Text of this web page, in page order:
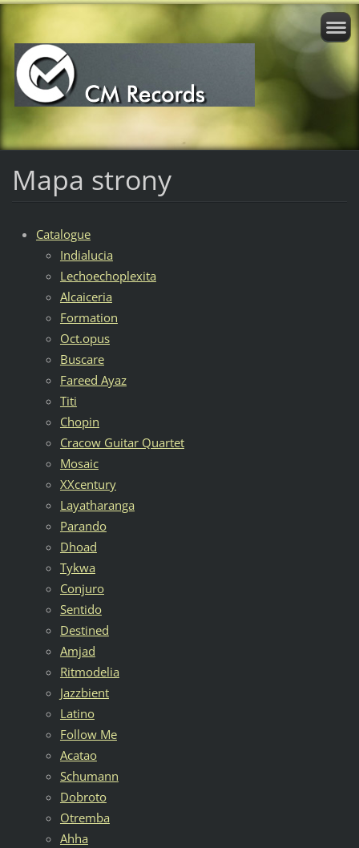
Mapa strony
Catalogue
Indialucia
Lechoechoplexita
Alcaiceria
Formation
Oct.opus
Buscare
Fareed Ayaz
Titi
Chopin
Cracow Guitar Quartet
Mosaic
XXcentury
Layatharanga
Parando
Dhoad
Tykwa
Conjuro
Sentido
Destined
Amjad
Ritmodelia
Jazzbient
Latino
Follow Me
Acatao
Schumann
Dobroto
Otremba
Ahha